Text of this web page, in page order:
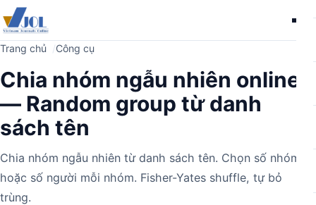
Trang chủ Công cụ
Chia nhóm ngẫu nhiên online
— Random group từ danh
sách tên
Chia nhóm ngẫu nhiên từ danh sách tên. Chọn số nhóm
hoặc số người mỗi nhóm. Fisher-Yates shuffle, tự bỏ
trùng.